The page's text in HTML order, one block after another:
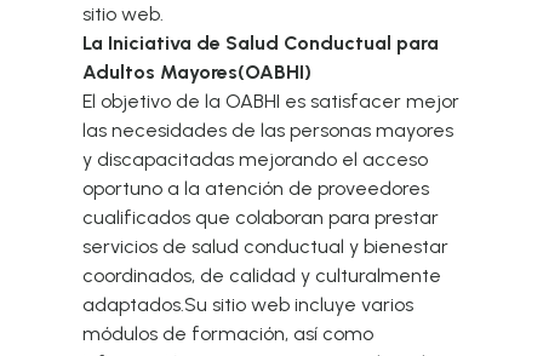
sitio web.
La Iniciativa de Salud Conductual para
Adultos Mayores(OABHI)
El objetivo de la OABHI es satisfacer mejor
las necesidades de las personas mayores
y discapacitadas mejorando el acceso
oportuno a la atención de proveedores
cualificados que colaboran para prestar
servicios de salud conductual y bienestar
coordinados, de calidad y culturalmente
adaptados.Su sitio web incluye varios
módulos de formación, así como